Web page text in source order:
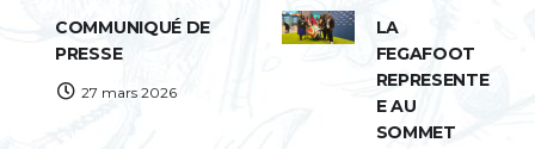
COMMUNIQUÉ DE
PRESSE
27 mars 2026
LA
FEGAFOOT
REPRESENTE
E AU
SOMMET